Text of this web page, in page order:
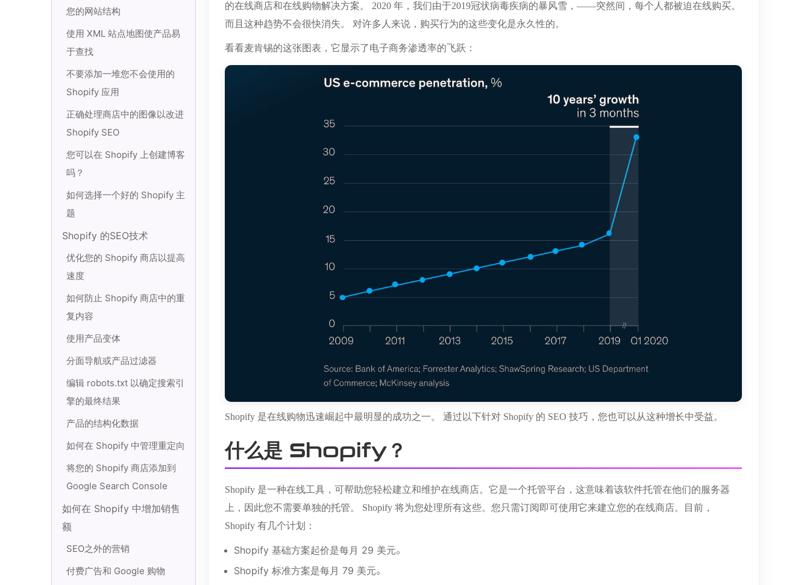
您的网站结构
使用 XML 站点地图使产品易
于查找
不要添加一堆您不会使用的
Shopify 应用
正确处理商店中的图像以改进
Shopify SEO
您可以在 Shopify 上创建博客
吗？
如何选择一个好的 Shopify 主
题
Shopify 的SEO技术
优化您的 Shopify 商店以提高
速度
如何防止 Shopify 商店中的重
复内容
使用产品变体
分面导航或产品过滤器
编辑 robots.txt 以确定搜索引
擎的最终结果
产品的结构化数据
如何在 Shopify 中管理重定向
将您的 Shopify 商店添加到
Google Search Console
如何在 Shopify 中增加销售
额
SEO之外的营销
付费广告和 Google 购物
的在线商店和在线购物解决方案。 2020 年，我们由于2019冠状病毒疾病的暴风雪，——突然间，每个人都被迫在线购买。
而且这种趋势不会很快消失。 对许多人来说，购买行为的这些变化是永久性的。
看看麦肯锡的这张图表，它显示了电子商务渗透率的飞跃：
Shopify 是在线购物迅速崛起中最明显的成功之一。 通过以下针对 Shopify 的 SEO 技巧，您也可以从这种增长中受益。
什么是 Shopify？
Shopify 是一种在线工具，可帮助您轻松建立和维护在线商店。它是一个托管平台，这意味着该软件托管在他们的服务器
上，因此您不需要单独的托管。 Shopify 将为您处理所有这些。您只需订阅即可使用它来建立您的在线商店。目前，
Shopify 有几个计划：
Shopify 基础方案起价是每月 29 美元。
Shopify 标准方案是每月 79 美元。